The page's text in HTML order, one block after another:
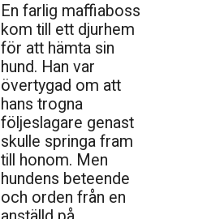
En farlig maffiaboss
kom till ett djurhem
för att hämta sin
hund. Han var
övertygad om att
hans trogna
följeslagare genast
skulle springa fram
till honom. Men
hundens beteende
och orden från en